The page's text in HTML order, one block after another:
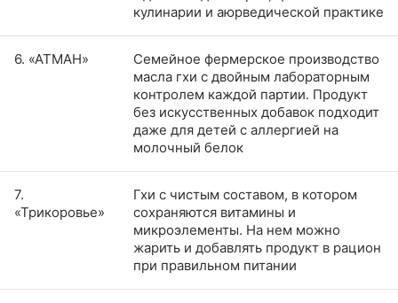
кулинарии и аюрведической практике
6. «АТМАН»
Семейное фермерское производство
масла гхи с двойным лабораторным
контролем каждой партии. Продукт
без искусственных добавок подходит
даже для детей с аллергией на
молочный белок
7.
«Трикоровье»
Гхи с чистым составом, в котором
сохраняются витамины и
микроэлементы. На нем можно
жарить и добавлять продукт в рацион
при правильном питании